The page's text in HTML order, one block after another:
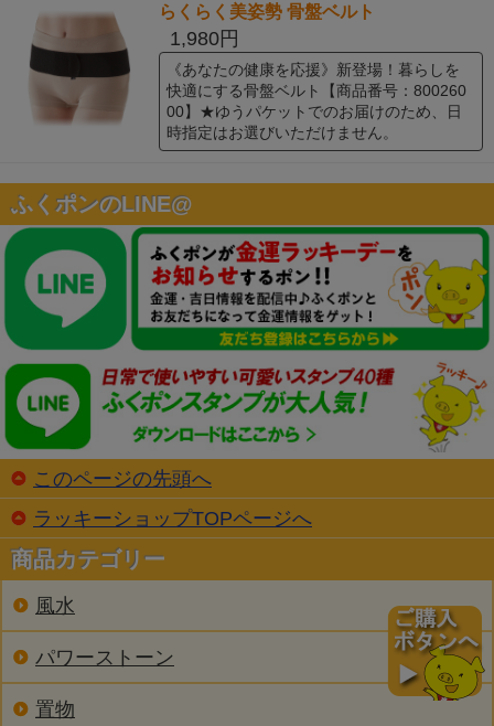
らくらく美姿勢 骨盤ベルト
1,980円
《あなたの健康を応援》新登場！暮らしを
快適にする骨盤ベルト【商品番号：800260
00】★ゆうパケットでのお届けのため、日
時指定はお選びいただけません。
ふくポンのLINE@
このページの先頭へ
ラッキーショップTOPページへ
商品カテゴリー
風水
パワーストーン
置物